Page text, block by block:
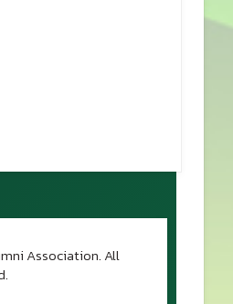
Association. All